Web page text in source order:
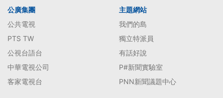
公廣集團
公共電視
PTS TW
公視台語台
中華電視公司
客家電視台
主題網站
我們的島
獨立特派員
有話好說
P#新聞實驗室
PNN新聞議題中心